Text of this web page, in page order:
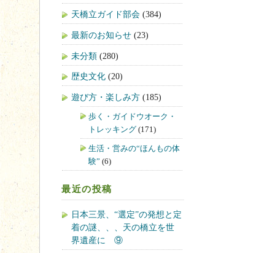
天橋立ガイド部会 (384)
最新のお知らせ (23)
未分類 (280)
歴史文化 (20)
遊び方・楽しみ方 (185)
歩く・ガイドウオーク・
トレッキング (171)
生活・営みの“ほんもの体
験” (6)
最近の投稿
日本三景、“選定”の発想と定
着の謎、、、天の橋立を世
界遺産に ⑨